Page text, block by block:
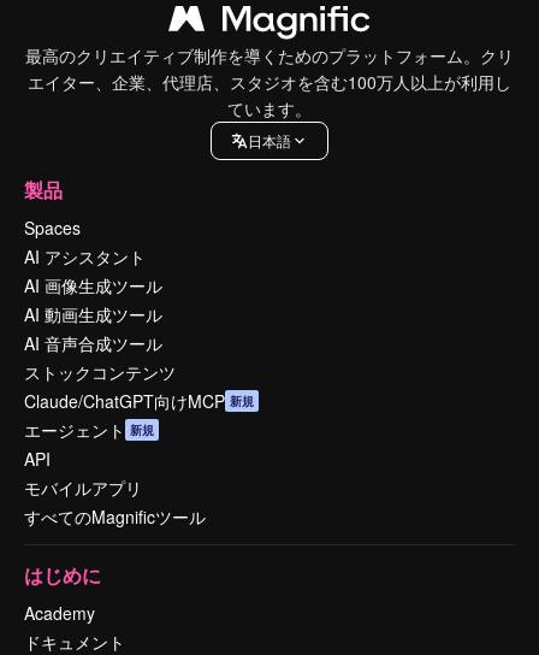
最高のクリエイティブ制作を導くためのプラットフォーム。クリ
エイター、企業、代理店、スタジオを含む100万人以上が利用し
ています。
日本語
製品
Spaces
AI アシスタント
AI 画像生成ツール
AI 動画生成ツール
AI 音声合成ツール
ストックコンテンツ
Claude/ChatGPT向けMCP 新規
エージェント 新規
API
モバイルアプリ
すべてのMagnificツール
はじめに
Academy
ドキュメント